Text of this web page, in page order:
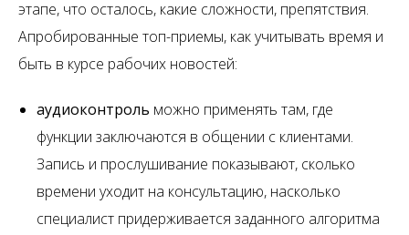
этапе, что осталось, какие сложности, препятствия.
Апробированные топ-приемы, как учитывать время и
быть в курсе рабочих новостей:
аудиоконтроль можно применять там, где
функции заключаются в общении с клиентами.
Запись и прослушивание показывают, сколько
времени уходит на консультацию, насколько
специалист придерживается заданного алгоритма